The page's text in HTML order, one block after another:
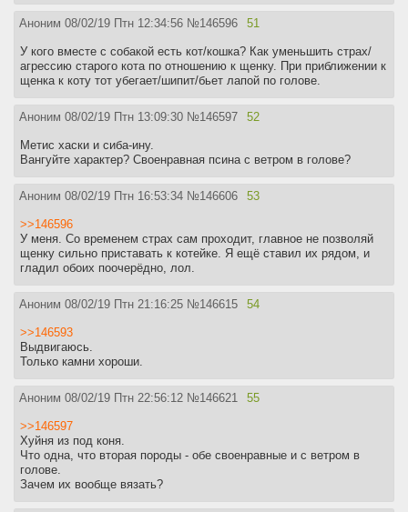
Аноним 08/02/19 Птн 12:34:56 №146596 51
У кого вместе с собакой есть кот/кошка? Как уменьшить страх/
агрессию старого кота по отношению к щенку. При приближении к
щенка к коту тот убегает/шипит/бьет лапой по голове.
Аноним 08/02/19 Птн 13:09:30 №146597 52
Метис хаски и сиба-ину.
Вангуйте характер? Своенравная псина с ветром в голове?
Аноним 08/02/19 Птн 16:53:34 №146606 53
>>146596
У меня. Со временем страх сам проходит, главное не позволяй
щенку сильно приставать к котейке. Я ещё ставил их рядом, и
гладил обоих поочерёдно, лол.
Аноним 08/02/19 Птн 21:16:25 №146615 54
>>146593
Выдвигаюсь.
Только камни хороши.
Аноним 08/02/19 Птн 22:56:12 №146621 55
>>146597
Хуйня из под коня.
Что одна, что вторая породы - обе своенравные и с ветром в
голове.
Зачем их вообще вязать?